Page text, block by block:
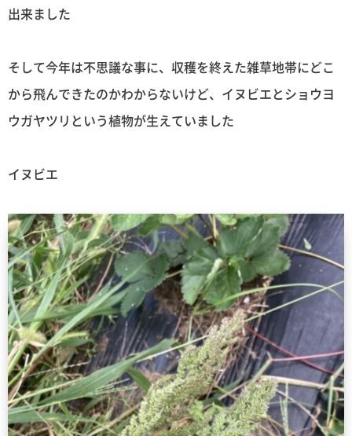
出来ました
そして今年は不思議な事に、収穫を終えた雑草地帯にどこ
から飛んできたのかわからないけど、イヌビエとショウヨ
ウガヤツリという植物が生えていました
イヌビエ